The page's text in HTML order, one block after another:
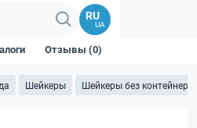
RU
UA
Шейкеры Шейкеры без контейнера
Отзывы (0)